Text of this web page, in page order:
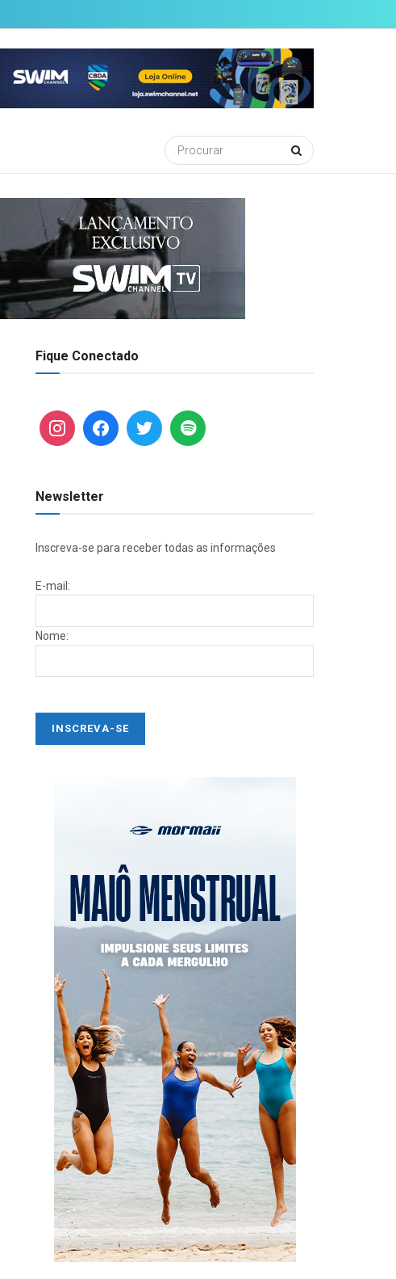
Fique Conectado
Newsletter
Inscreva-se para receber todas as informações
E-mail:
Nome: